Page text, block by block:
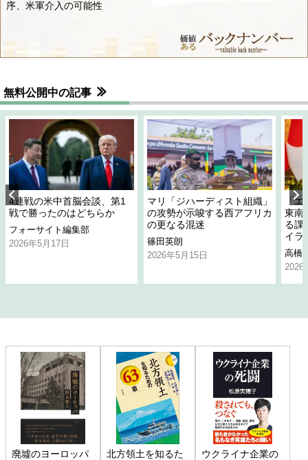
序、米軍介入の可能性
無料公開中の記事
4連戦の米中首脳会談、第1
戦で勝ったのはどちらか
フォーサイト編集部
2026年5月17日
マリ「ジハーディスト組織」
の攻勢が示唆する西アフリカ
の更なる混迷
篠田英朗
2026年5月15日
「
東南
る課
イラ
高橋
2026
廃墟のヨーロッパ
北方領土を知るた
ウクライナ企業の